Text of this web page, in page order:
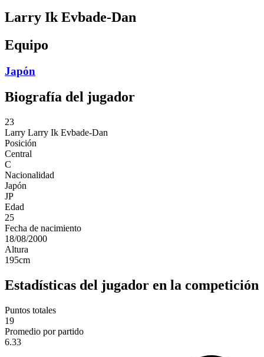
Larry Ik Evbade-Dan
Equipo
Japón
Biografía del jugador
23
Larry Larry Ik Evbade-Dan
Posición
Central
C
Nacionalidad
Japón
JP
Edad
25
Fecha de nacimiento
18/08/2000
Altura
195cm
Estadísticas del jugador en la competición
Puntos totales
19
Promedio por partido
6.33